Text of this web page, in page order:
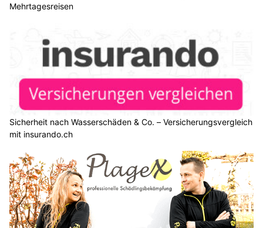
Mehrtagesreisen
Sicherheit nach Wasserschäden & Co. – Versicherungsvergleich
mit insurando.ch